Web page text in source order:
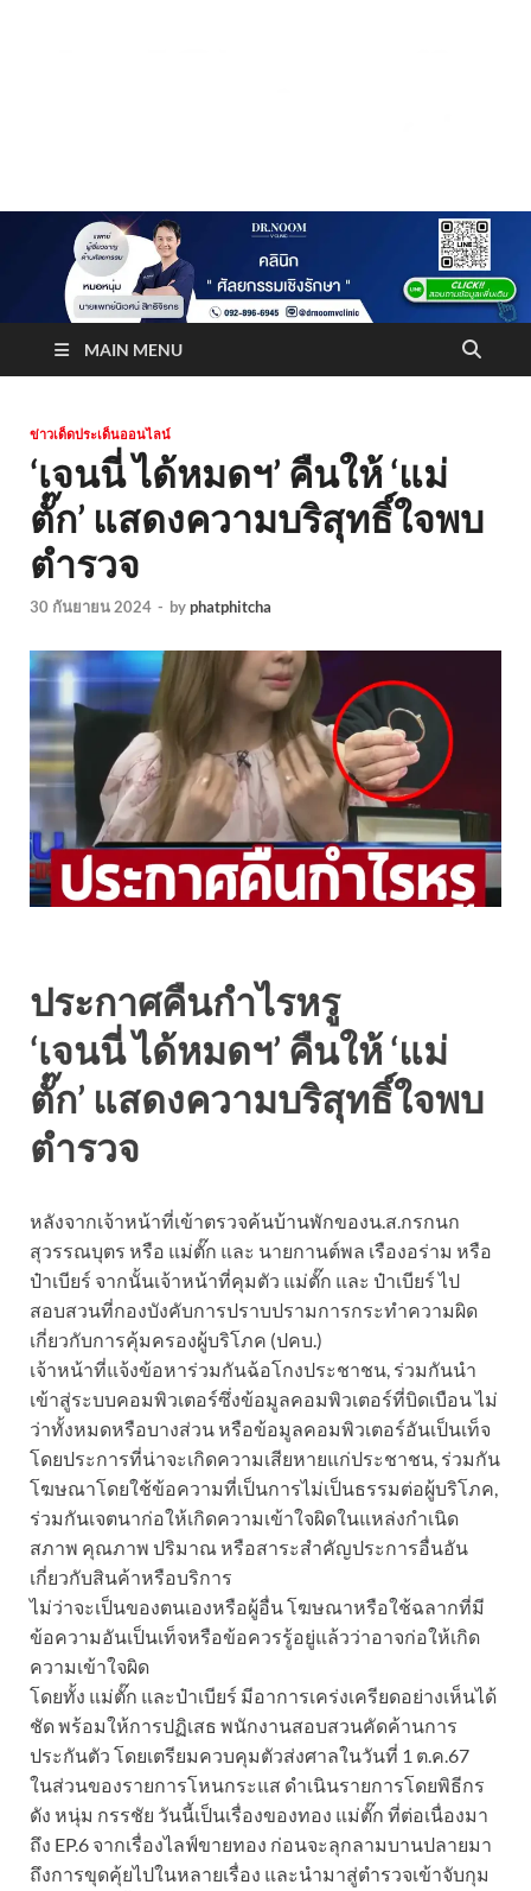
Truststoreonline
MAIN MENU
ข่าวเด็ดประเด็นออนไลน์
‘เจนนี่ ได้หมดฯ’ คืนให้ ‘แม่
ตั๊ก’ แสดงความบริสุทธิ์ใจพบ
ตำรวจ
30 กันยายน 2024 - byphatphitcha
ประกาศคืนกำไรหรู
‘เจนนี่ ได้หมดฯ’ คืนให้ ‘แม่
ตั๊ก’ แสดงความบริสุทธิ์ใจพบ
ตำรวจ
หลังจากเจ้าหน้าที่เข้าตรวจค้นบ้านพักของน.ส.กรกนก
สุวรรณบุตร หรือ แม่ตั๊ก และ นายกานต์พล เรืองอร่าม หรือ
ป๋าเบียร์ จากนั้นเจ้าหน้าที่คุมตัว แม่ตั๊ก และ ป๋าเบียร์ ไป
สอบสวนที่กองบังคับการปราบปรามการกระทำความผิด
เกี่ยวกับการคุ้มครองผู้บริโภค (ปคบ.)
เจ้าหน้าที่แจ้งข้อหาร่วมกันฉ้อโกงประชาชน, ร่วมกันนำ
เข้าสู่ระบบคอมพิวเตอร์ซึ่งข้อมูลคอมพิวเตอร์ที่บิดเบือน ไม่
ว่าทั้งหมดหรือบางส่วน หรือข้อมูลคอมพิวเตอร์อันเป็นเท็จ
โดยประการที่น่าจะเกิดความเสียหายแก่ประชาชน, ร่วมกัน
โฆษณาโดยใช้ข้อความที่เป็นการไม่เป็นธรรมต่อผู้บริโภค,
ร่วมกันเจตนาก่อให้เกิดความเข้าใจผิดในแหล่งกำเนิด
สภาพ คุณภาพ ปริมาณ หรือสาระสำคัญประการอื่นอัน
เกี่ยวกับสินค้าหรือบริการ
ไม่ว่าจะเป็นของตนเองหรือผู้อื่น โฆษณาหรือใช้ฉลากที่มี
ข้อความอันเป็นเท็จหรือข้อควรรู้อยู่แล้วว่าอาจก่อให้เกิด
ความเข้าใจผิด
โดยทั้ง แม่ตั๊ก และป๋าเบียร์ มีอาการเคร่งเครียดอย่างเห็นได้
ชัด พร้อมให้การปฏิเสธ พนักงานสอบสวนคัดค้านการ
ประกันตัว โดยเตรียมควบคุมตัวส่งศาลในวันที่ 1 ต.ค.67
ในส่วนของรายการโหนกระแส ดำเนินรายการโดยพิธีกร
ดัง หนุ่ม กรรชัย วันนี้เป็นเรื่องของทอง แม่ตั๊ก ที่ต่อเนื่องมา
ถึง EP.6 จากเรื่องไลฟ์ขายทอง ก่อนจะลุกลามบานปลายมา
ถึงการขุดคุ้ยไปในหลายเรื่อง และนำมาสู่ตำรวจเข้าจับกุม